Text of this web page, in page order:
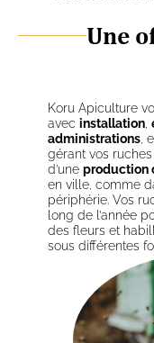
Une
Koru Apiculture
avec installation,
administrations,
gérant vos
d’une production
en ville, comme
périphérie. Vos
long de l’année
des fleurs et
sous différentes